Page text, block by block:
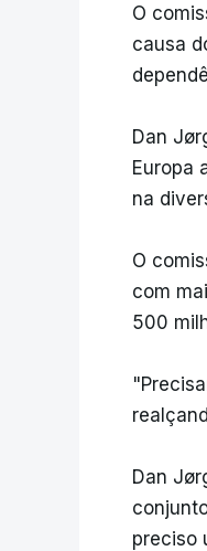
O
causa
Dan
Europa
na
O
com
500
Dan
preciso